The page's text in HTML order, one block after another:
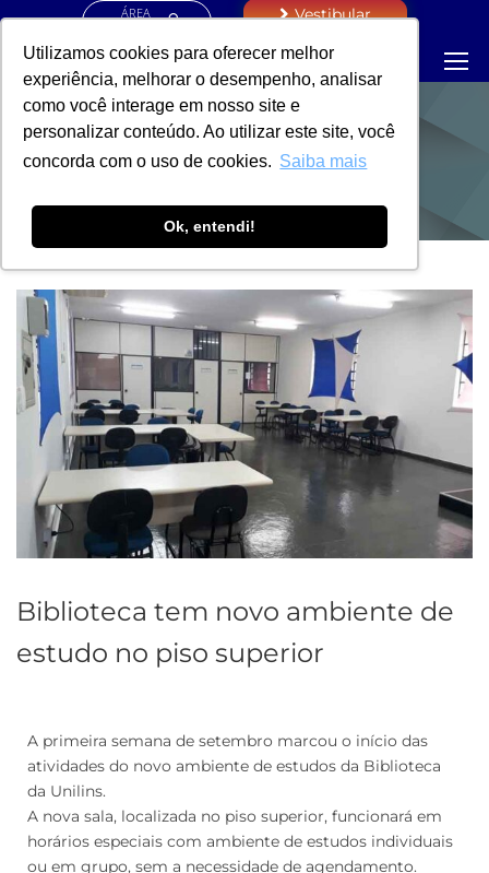
Utilizamos cookies para oferecer melhor
experiência, melhorar o desempenho, analisar
como você interage em nosso site e
personalizar conteúdo. Ao utilizar este site, você
concorda com o uso de cookies. Saiba mais
Ok, entendi!
ÁREA
Vestibular
NOTÍCIAS
Biblioteca tem novo ambiente de
estudo no piso superior
A primeira semana de setembro marcou o início das
atividades do novo ambiente de estudos da Biblioteca
da Unilins.
A nova sala, localizada no piso superior, funcionará em
horários especiais com ambiente de estudos individuais
ou em grupo, sem a necessidade de agendamento.